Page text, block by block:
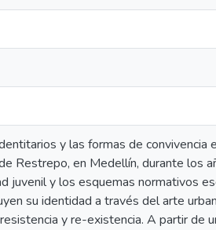
y las formas de
Restrepo, en Medellín, durante los
juvenil y los esquemas normativos
su identidad a través del arte
y re-existencia. A partir de